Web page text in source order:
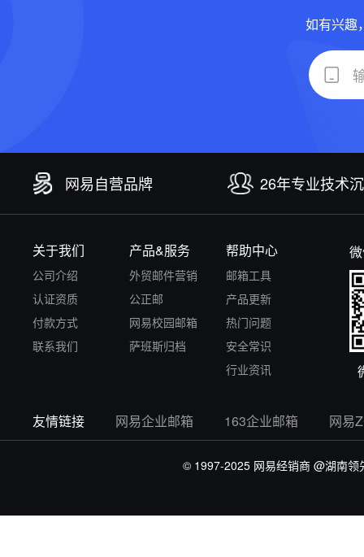
如有兴趣
网易自营品牌 26年专业技术
关于我们
公司介绍
认证资质
付款方式
联系我们
产品&服务
外贸邮件营销
公正邮
网易校园邮箱
萨班斯归档
帮助中心
邮箱工具
产品更新
热门问题
安全常识
行业资讯
友情链接 网易企业邮箱 163企业邮箱 网易
© 1997-2025 网易经销商 @湖南领